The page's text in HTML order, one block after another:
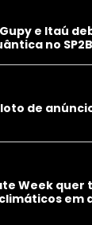
e Itaú
no
de
Week
em